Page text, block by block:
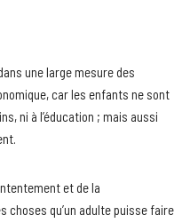
une large mesure des
car les enfants ne sont
ni à l’éducation ; mais aussi
et de la
choses qu’un adulte puisse faire